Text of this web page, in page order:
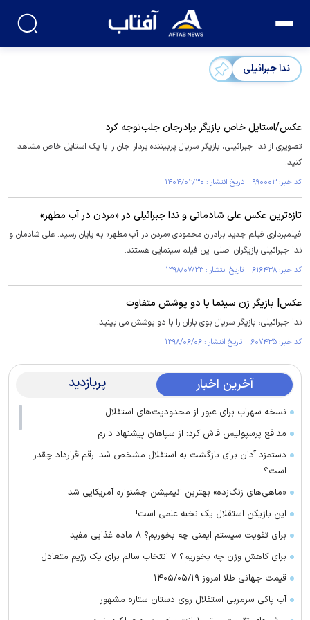
ندا جبرائیلی
عکس/استایل خاص بازیگر برادرجان جلب‌توجه کرد
تصویری از ندا جبرائیلی، بازیگر سریال پربیننده بردار جان را با یک استایل خاص مشاهد
کنید.
کد خبر: ۹۹۰۰۰۳ تاریخ انتشار : ۱۴۰۴/۰۲/۳۰
تازه‌ترین عکس علی شادمانی و ندا جبرائیلی در «مردن در آب مطهر»
فیلمبرداری فیلم جدید برادران محمودی «مردن در آب مطهر» به پایان رسید. علی شادمان و
ندا جبرائیلی بازیگران اصلی این فیلم سینمایی هستند.
کد خبر: ۶۱۶۴۳۸ تاریخ انتشار : ۱۳۹۸/۰۷/۲۳
عکس| بازیگر زن سینما با دو پوشش متفاوت
ندا جبرائیلی، بازیگر سریال بوی باران را با دو پوشش می بینید.
کد خبر: ۶۰۷۴۳۵ تاریخ انتشار : ۱۳۹۸/۰۶/۰۶
آخرین اخبار پربازدید
نسخه سهراب برای عبور از محدودیت‌های استقلال
مدافع پرسپولیس فاش کرد: از سپاهان پیشنهاد دارم
دستمزد آدان برای بازگشت به استقلال مشخص شد؛ رقم قرارداد چقدر
است؟
«ماهی‌های زنگ‌زده» بهترین انیمیشن جشنواره آمریکایی شد
این بازیکن استقلال یک نخبه علمی است!
برای تقویت سیستم ایمنی چه بخوریم؟ ۸ ماده غذایی مفید
برای کاهش وزن چه بخوریم؟ ۷ انتخاب سالم برای یک رژیم متعادل
قیمت جهانی طلا امروز ۱۴۰۵/۰۵/۱۹
آب پاکی سرمربی استقلال روی دستان ستاره مشهور